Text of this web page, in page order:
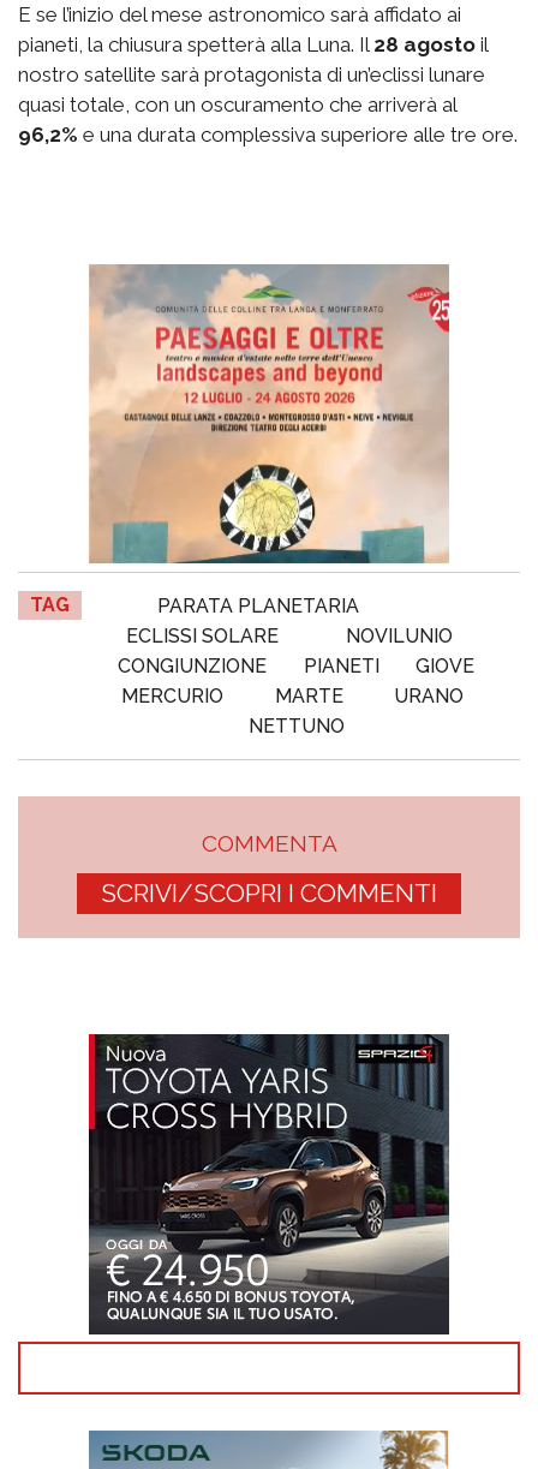
E se l’inizio del mese astronomico sarà affidato ai
pianeti, la chiusura spetterà alla Luna. Il 28 agosto il
nostro satellite sarà protagonista di un’eclissi lunare
quasi totale, con un oscuramento che arriverà al
96,2% e una durata complessiva superiore alle tre ore.
TAG
PARATA PLANETARIA
ECLISSI SOLARE
NOVILUNIO
CONGIUNZIONE
PIANETI
GIOVE
MERCURIO
MARTE
URANO
NETTUNO
COMMENTA
SCRIVI/SCOPRI I COMMENTI